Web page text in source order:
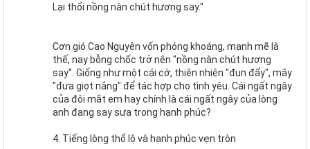
Lại thổi nồng nàn chút hương say."
Cơn gió Cao Nguyên vốn phóng khoáng, mạnh mẽ là
thế, nay bỗng chốc trở nên "nồng nàn chút hương
say". Giống như một cái cớ, thiên nhiên "đun đẩy", mây
"đưa giọt nắng" để tác hợp cho tình yêu. Cái ngất ngây
của đôi mắt em hay chính là cái ngất ngây của lòng
anh đang say sưa trong hạnh phúc?
4. Tiếng lòng thổ lộ và hạnh phúc vẹn tròn